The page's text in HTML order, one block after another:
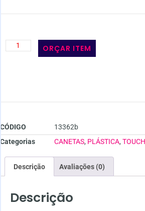
ORÇAR ITEM
CÓDIGO
13362b
Categorias
CANETAS, PLÁSTICA, TOUCH
Descrição Avaliações (0)
Descrição